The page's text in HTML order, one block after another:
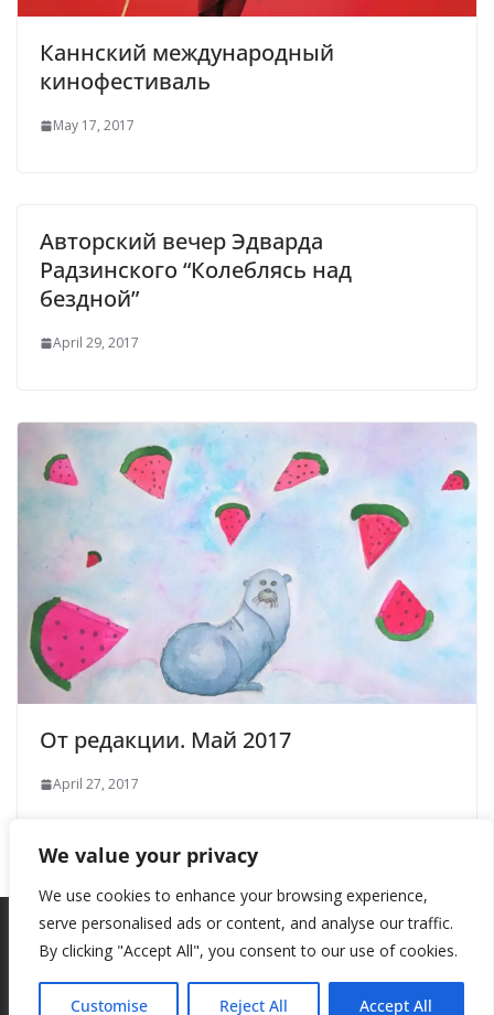
We value your privacy
We use cookies to enhance your browsing experience,
serve personalised ads or content, and analyse our traffic.
By clicking "Accept All", you consent to our use of cookies.
Customise Reject All Accept All
Каннский международный
кинофестиваль
May 17, 2017
Авторский вечер Эдварда
Радзинского “Колеблясь над
бездной”
April 29, 2017
От редакции. Май 2017
April 27, 2017
Theme:ColorMag by ThemeGrill. Powered byWordPress